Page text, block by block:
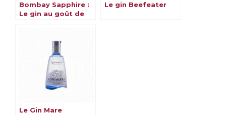
Bombay Sapphire :
Le gin au goût de
Le gin Beefeater
Le Gin Mare